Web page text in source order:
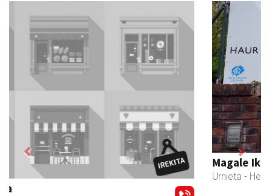
Magale Ikastetxea
Urnieta - Hezkuntza
Previous Next